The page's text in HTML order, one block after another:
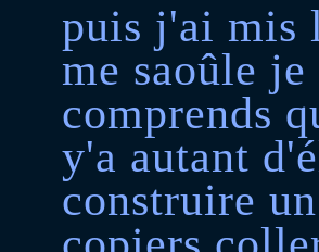
puis j'ai mis
me saoûle
comprends
y'a autant
construire